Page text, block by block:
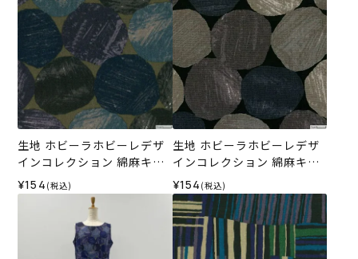
生地 ホビーラホビーレデザ
インコレクション 綿麻キャ
ンバス 手描き風水玉＜2GR
＞
¥154 (税込)
生地 ホビーラホビーレデザ
インコレクション 綿麻キャ
ンバス 手描き風水玉＜3GR
＞
¥154 (税込)